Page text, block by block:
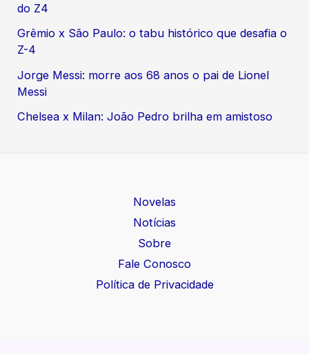
do Z4
Grêmio x São Paulo: o tabu histórico que desafia o
Z-4
Jorge Messi: morre aos 68 anos o pai de Lionel
Messi
Chelsea x Milan: João Pedro brilha em amistoso
Novelas
Notícias
Sobre
Fale Conosco
Política de Privacidade